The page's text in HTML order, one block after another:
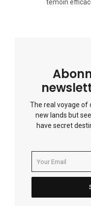
témoin
The real voyage of
new lands but
have secret